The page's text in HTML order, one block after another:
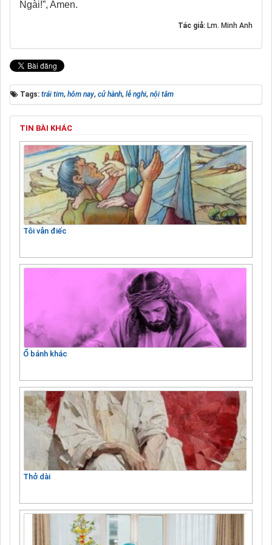
Ngài!”, Amen.
Tác giả: Lm. Minh Anh
Tags: trái tim, hôm nay, cử hành, lễ nghi, nội tâm
TIN BÀI KHÁC
Tôi vẫn điếc
Ổ bánh khác
Thở dài